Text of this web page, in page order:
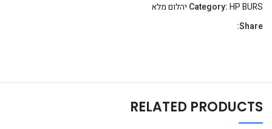
Category:HP BURS יהלום מלא
Share:
RELATED PRODUCTS